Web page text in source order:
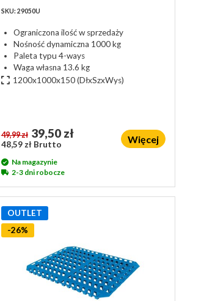
SKU: 29050U
Ograniczona ilość w sprzedaży
Nośność dynamiczna 1000 kg
Paleta typu 4-ways
Waga własna 13.6 kg
1200x1000x150(DłxSzxWys)
49,99 zł 39,50 zł
48,59 zł Brutto Więcej
Na magazynie
2-3 dni robocze
OUTLET
-26%